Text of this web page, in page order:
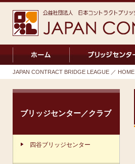
JAPAN CONTRACT BRIDGE LEAGUE ／ HOME
ブリッジセンター／クラブ
四谷ブリッジセンター